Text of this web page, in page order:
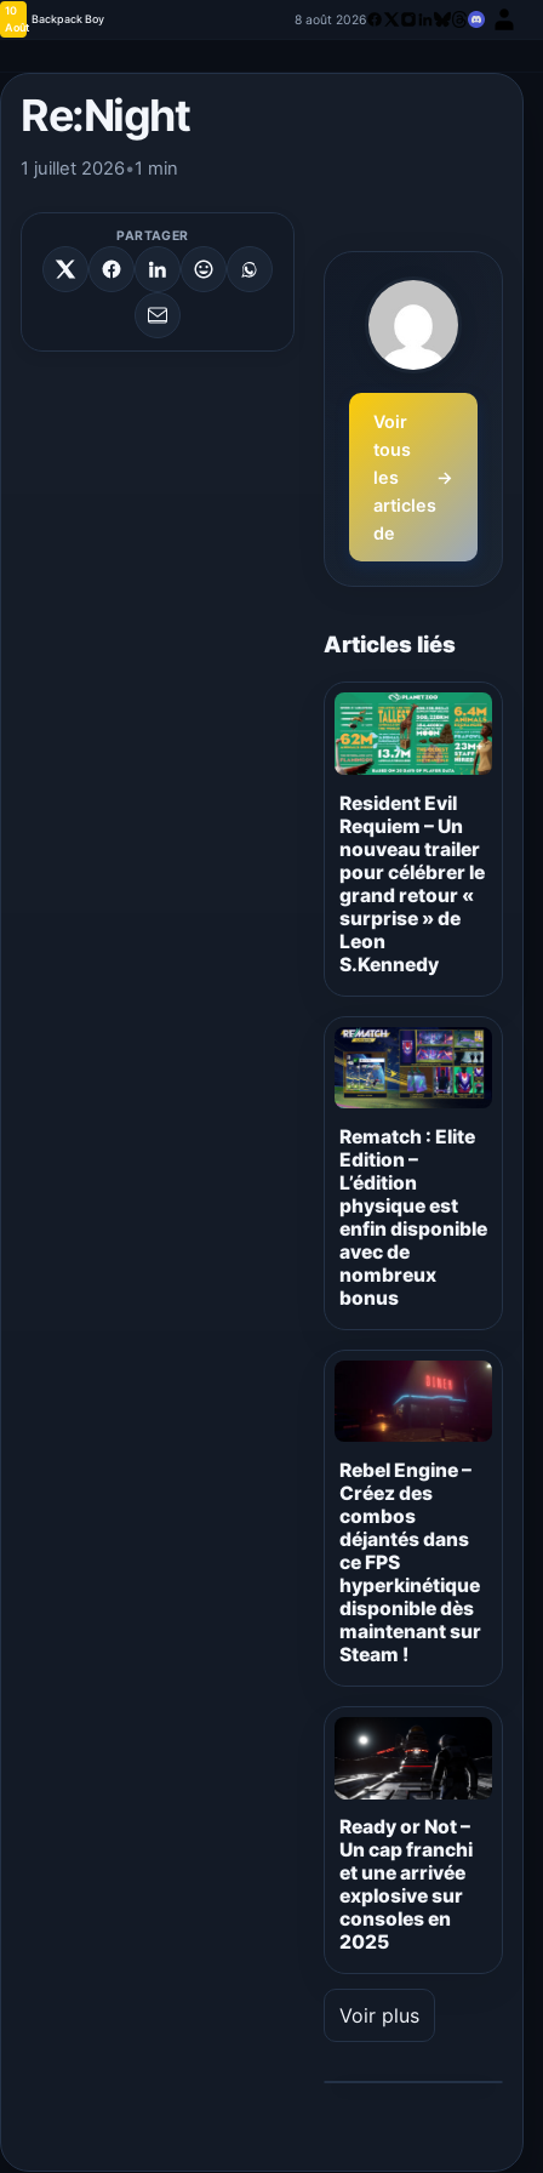
10
Août
Backpack Boy 8 août 2026
Re:Night
1 juillet 2026•1 min
PARTAGER
Voir
tous
les
articles
de
→
Articles liés
Resident Evil
Requiem – Un
nouveau trailer
pour célébrer le
grand retour «
surprise » de
Leon
S.Kennedy
Rematch : Elite
Edition –
L’édition
physique est
enfin disponible
avec de
nombreux
bonus
Rebel Engine –
Créez des
combos
déjantés dans
ce FPS
hyperkinétique
disponible dès
maintenant sur
Steam !
Ready or Not –
Un cap franchi
et une arrivée
explosive sur
consoles en
2025
Voir plus